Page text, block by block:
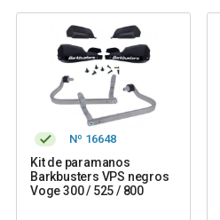
Nº 16648
Kit de paramanos
Barkbusters VPS negros
Voge 300 / 525 / 800